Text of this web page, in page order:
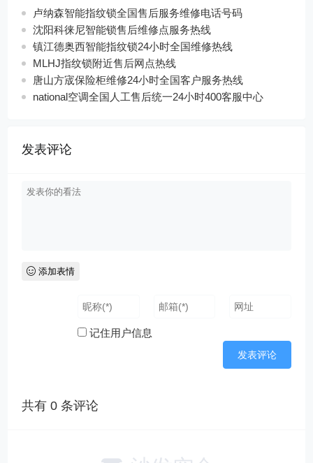
卢纳森智能指纹锁全国售后服务维修电话号码
沈阳科徕尼智能锁售后维修点服务热线
镇江德奥西智能指纹锁24小时全国维修热线
MLHJ指纹锁附近售后网点热线
唐山方宬保险柜维修24小时全国客户服务热线
national空调全国人工售后统一24小时400客服中心
发表评论
添加表情
记住用户信息
共有0 条评论